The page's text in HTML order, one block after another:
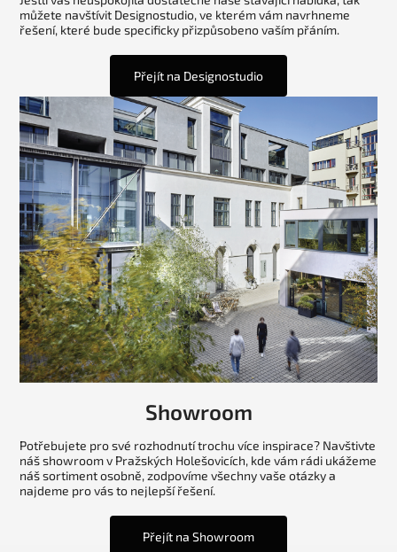
můžete navštívit Designostudio, ve kterém vám navrhneme
řešení, které bude specificky přizpůsobeno vaším přáním.
Přejít na Designostudio
Showroom
Potřebujete pro své rozhodnutí trochu více inspirace? Navštivte
náš showroom v Pražských Holešovicích, kde vám rádi ukážeme
náš sortiment osobně, zodpovíme všechny vaše otázky a
najdeme pro vás to nejlepší řešení.
Přejít na Showroom